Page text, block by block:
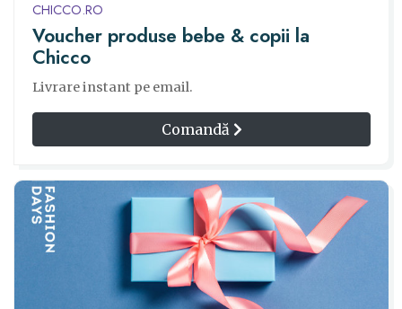
CHICCO.RO
Voucher produse bebe & copii la
Chicco
Livrare instant pe email.
Comandă